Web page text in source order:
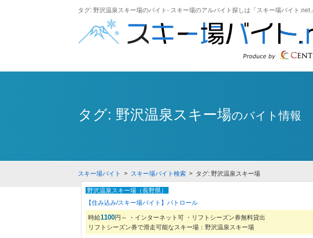
タグ: 野沢温泉スキー場のバイト- スキー場のアルバイト探しは「スキー場バイト.net」
タグ: 野沢温泉スキー場のバイト情報
スキー場バイト > スキー場バイト検索 > タグ: 野沢温泉スキー場
野沢温泉スキー場（長野県）
【住み込み/スキー場バイト】パトロール
時給1100円～ ・インターネット可 ・リフトシーズン券無料貸出
リフトシーズン券で滑走可能なスキー場：野沢温泉スキー場